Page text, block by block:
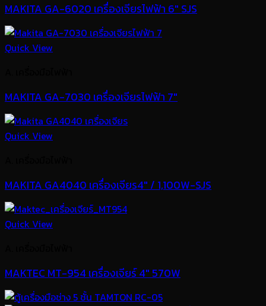
MAKITA GA-6020 เครื่องเจียรไฟฟ้า 6″ SJS
Quick View
MAKITA GA-7030 เครื่องเจียรไฟฟ้า 7″
Quick View
MAKITA GA4040 เครื่องเจียร4″ / 1,100W-SJS
Quick View
MAKTEC MT-954 เครื่องเจียร์ 4″ 570W